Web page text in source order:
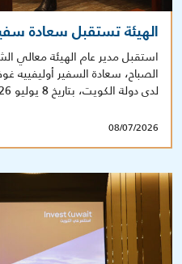
الهيئة تستقبل سعادة
استقبل مدير عام الهيئة معالي
الصباح، سعادة السفير أوليفييه
لدى دولة الكويت، بتاريخ 8 يوليو 2026 في مقر الهيئة.
08/07/2026